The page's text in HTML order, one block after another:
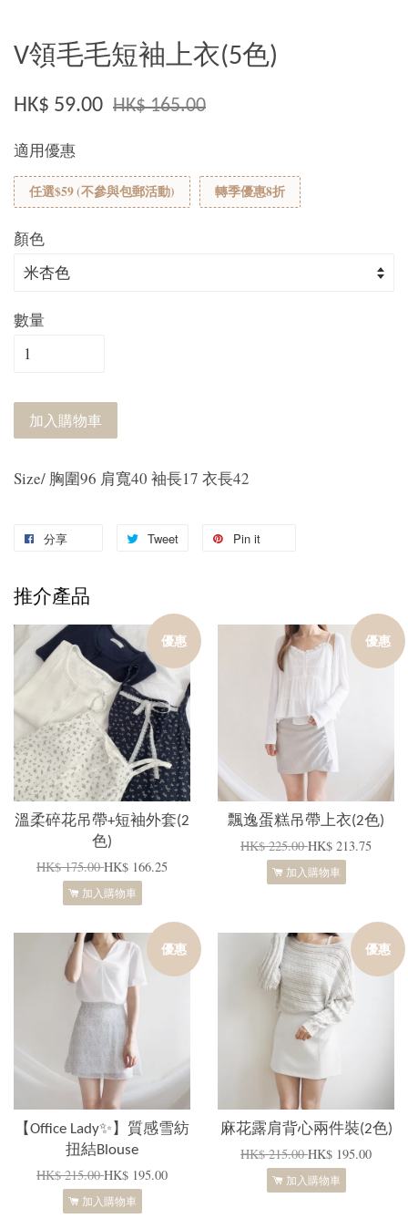
V領毛毛短袖上衣(5色)
HK$ 59.00 HK$ 165.00
適用優惠
任選$59 (不參與包郵活動) 轉季優惠8折
顏色
數量
加入購物車
Size/ 胸圍96 肩寬40 袖長17 衣長42
分享 Tweet Pin it
推介產品
優惠
溫柔碎花吊帶+短袖外套(2
色)
HK$ 175.00HK$ 166.25
加入購物車
優惠
飄逸蛋糕吊帶上衣(2色)
HK$ 225.00HK$ 213.75
加入購物車
優惠
【Office Lady✨】質感雪紡
扭結Blouse
HK$ 215.00HK$ 195.00
加入購物車
優惠
麻花露肩背心兩件裝(2色)
HK$ 215.00HK$ 195.00
加入購物車